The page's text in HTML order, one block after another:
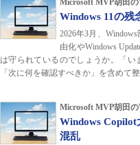
Microsoft MVP胡田
Windows 11の
2026年3月、
由化やWindows
は守られているのでしょうか。「
「次に何を確認すべきか」を含めて
Microsoft MVP胡田
Windows
混乱